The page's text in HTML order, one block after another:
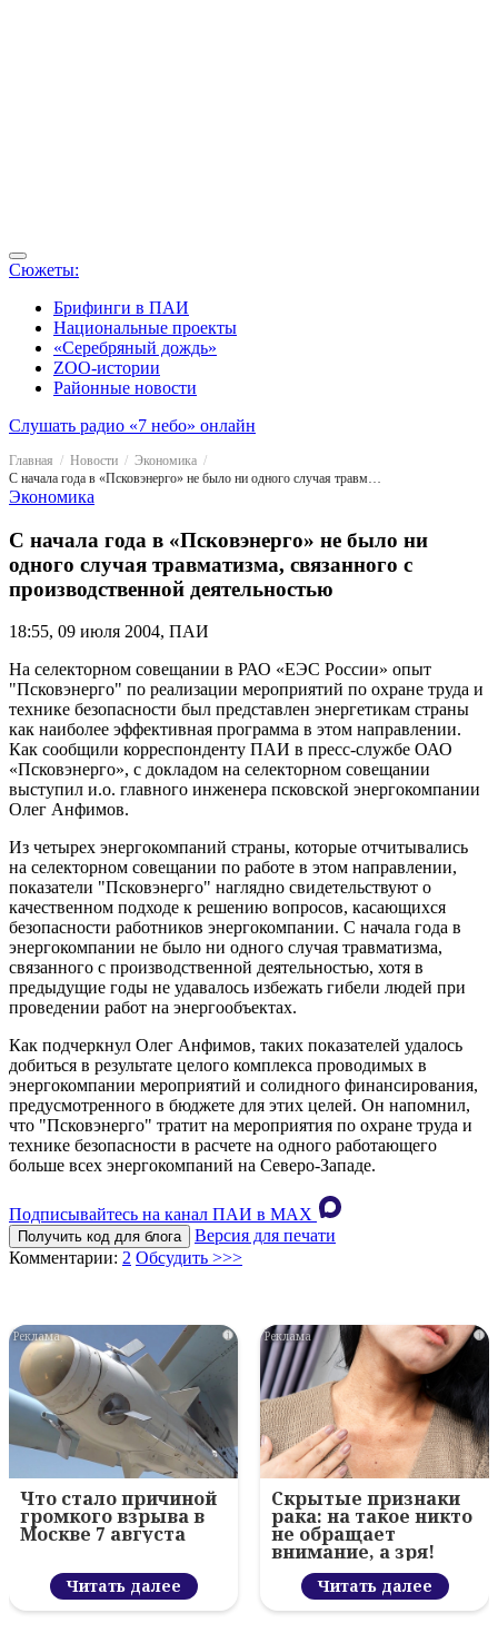
Сюжеты:
Брифинги в ПАИ
Национальные проекты
«Серебряный дождь»
ZOO-истории
Районные новости
Слушать радио «7 небо» онлайн
Главная Новости
Экономика
С начала года в «Псковэнерго» не было ни одного случая травматизма, связанного с производственной деятельностью
Экономика
С начала года в «Псковэнерго» не было ни
одного случая травматизма, связанного с
производственной деятельностью
18:55, 09 июля 2004, ПАИ
На селекторном совещании в РАО «ЕЭС России» опыт
"Псковэнерго" по реализации мероприятий по охране труда и
технике безопасности был представлен энергетикам страны
как наиболее эффективная программа в этом направлении.
Как сообщили корреспонденту ПАИ в пресс-службе ОАО
«Псковэнерго», с докладом на селекторном совещании
выступил и.о. главного инженера псковской энергокомпании
Олег Анфимов.
Из четырех энергокомпаний страны, которые отчитывались
на селекторном совещании по работе в этом направлении,
показатели "Псковэнерго" наглядно свидетельствуют о
качественном подходе к решению вопросов, касающихся
безопасности работников энергокомпании. С начала года в
энергокомпании не было ни одного случая травматизма,
связанного с производственной деятельностью, хотя в
предыдущие годы не удавалось избежать гибели людей при
проведении работ на энергообъектах.
Как подчеркнул Олег Анфимов, таких показателей удалось
добиться в результате целого комплекса проводимых в
энергокомпании мероприятий и солидного финансирования,
предусмотренного в бюджете для этих целей. Он напомнил,
что "Псковэнерго" тратит на мероприятия по охране труда и
технике безопасности в расчете на одного работающего
больше всех энергокомпаний на Северо-Западе.
Подписывайтесь на канал ПАИ в MAХ
Получить код для блога
Версия для печати
Комментарии: 2 Обсудить >>>
i
Что стало причиной
громкого взрыва в
Москве 7 августа
Читать далее
i
Скрытые признаки
рака: на такое никто
не обращает
внимание, а зря!
Читать далее